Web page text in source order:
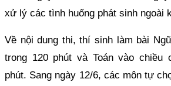
xử lý các tình huống phát sinh ngoài
Về nội dung thi, thí sinh làm bài
trong 120 phút và Toán vào chiều
phút. Sang ngày 12/6, các môn tự